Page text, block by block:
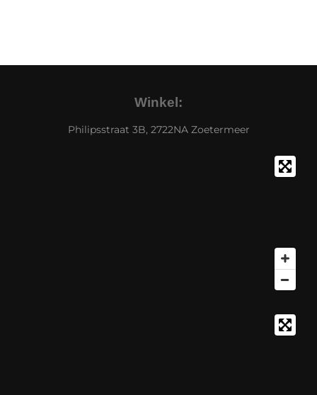
Winkel:
Philipsstraat 3B, 2722NA Zoetermeer